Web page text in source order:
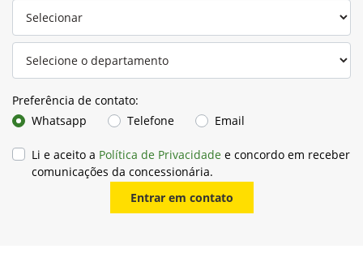
Preferência de contato:
Whatsapp
Telefone Email
Li e aceito a Política de Privacidade e concordo em receber
comunicações da concessionária.
Entrar em contato